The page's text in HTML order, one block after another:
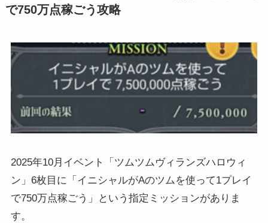
で750万点稼ごう攻略
2025年10月イベント「ツムツムヴィランズハロウィ
ン」6枚目に「イニシャルがAのツムを使って1プレイ
で750万点稼ごう」という指定ミッションがありま
す。